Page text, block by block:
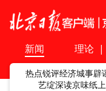
新闻 理论 |
热点锐评经济城事辟
艺绽深读京味纸